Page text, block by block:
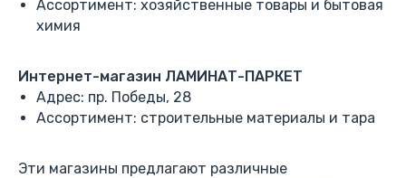
Ассортимент: хозяйственные товары и бытовая
химия
Интернет-магазин ЛАМИНАТ-ПАРКЕТ
Адрес: пр. Победы, 28
Ассортимент: строительные материалы и тара
Эти магазины предлагают различные